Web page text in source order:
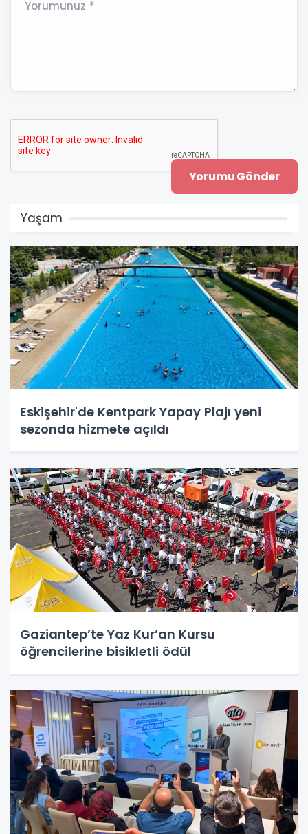
Yorumunuz *
Yaşam
Eskişehir'de Kentpark Yapay Plajı yeni
sezonda hizmete açıldı
Gaziantep’te Yaz Kur’an Kursu
öğrencilerine bisikletli ödül